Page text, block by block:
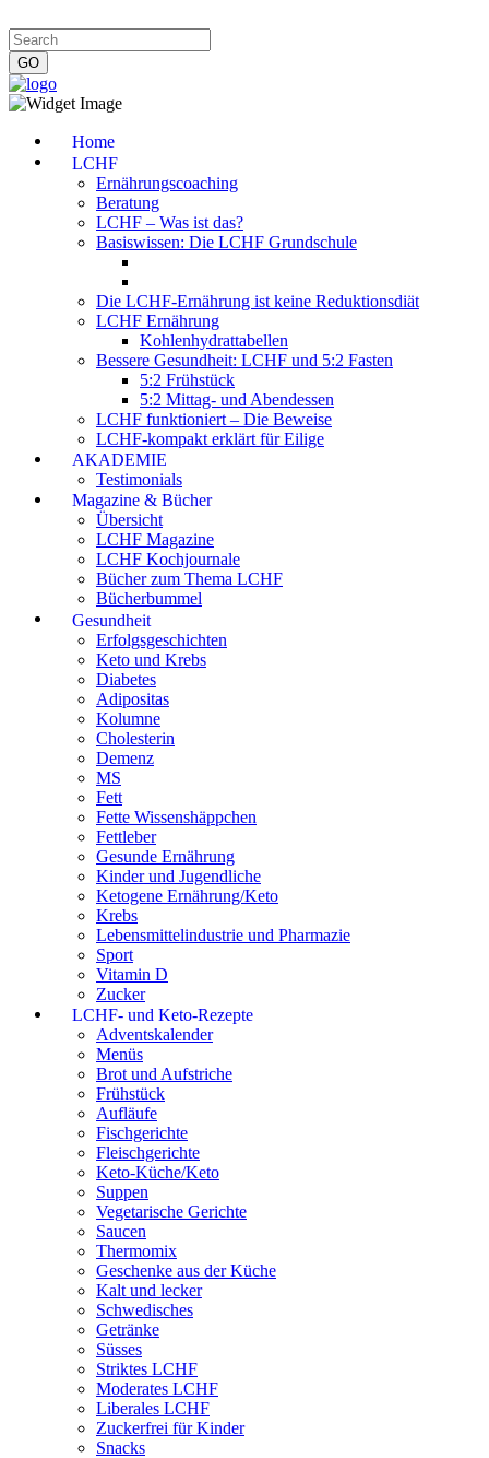
Home
LCHF
Ernährungscoaching
Beratung
LCHF – Was ist das?
Basiswissen: Die LCHF Grundschule
Die LCHF-Ernährung ist keine Reduktionsdiät
LCHF Ernährung
Kohlenhydrattabellen
Bessere Gesundheit: LCHF und 5:2 Fasten
5:2 Frühstück
5:2 Mittag- und Abendessen
LCHF funktioniert – Die Beweise
LCHF-kompakt erklärt für Eilige
AKADEMIE
Testimonials
Magazine & Bücher
Übersicht
LCHF Magazine
LCHF Kochjournale
Bücher zum Thema LCHF
Bücherbummel
Gesundheit
Erfolgsgeschichten
Keto und Krebs
Diabetes
Adipositas
Kolumne
Cholesterin
Demenz
MS
Fett
Fette Wissenshäppchen
Fettleber
Gesunde Ernährung
Kinder und Jugendliche
Ketogene Ernährung/Keto
Krebs
Lebensmittelindustrie und Pharmazie
Sport
Vitamin D
Zucker
LCHF- und Keto-Rezepte
Adventskalender
Menüs
Brot und Aufstriche
Frühstück
Aufläufe
Fischgerichte
Fleischgerichte
Keto-Küche/Keto
Suppen
Vegetarische Gerichte
Saucen
Thermomix
Geschenke aus der Küche
Kalt und lecker
Schwedisches
Getränke
Süsses
Striktes LCHF
Moderates LCHF
Liberales LCHF
Zuckerfrei für Kinder
Snacks